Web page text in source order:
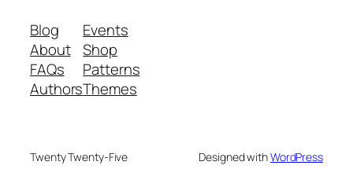
Blog
About
FAQs
Authors
Events
Shop
Patterns
Themes
Twenty Twenty-Five Designed withWordPress